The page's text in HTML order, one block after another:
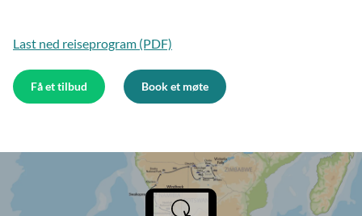
Last ned reiseprogram (PDF)
Få et tilbud Book et møte